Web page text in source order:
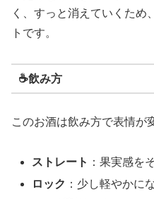
く、すっと消えていくため
トです。
☕飲み方
このお酒は飲み方で表情が
ストレート ：果実感を
ロック ：少し軽やかに